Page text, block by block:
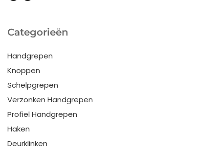
Categorieën
Handgrepen
Knoppen
Schelpgrepen
Verzonken Handgrepen
Profiel Handgrepen
Haken
Deurklinken